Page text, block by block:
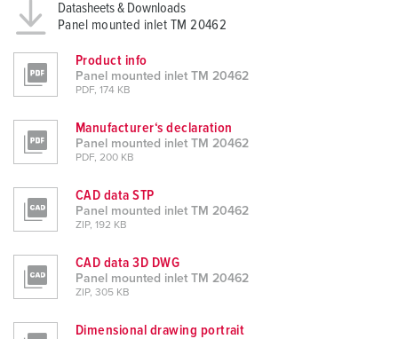
Datasheets & Downloads
Panel mounted inlet TM 20462
Product info
Panel mounted inlet TM 20462
PDF, 174 KB
Manufacturer‘s declaration
Panel mounted inlet TM 20462
PDF, 200 KB
CAD data STP
Panel mounted inlet TM 20462
ZIP, 192 KB
CAD data 3D DWG
Panel mounted inlet TM 20462
ZIP, 305 KB
Dimensional drawing portrait